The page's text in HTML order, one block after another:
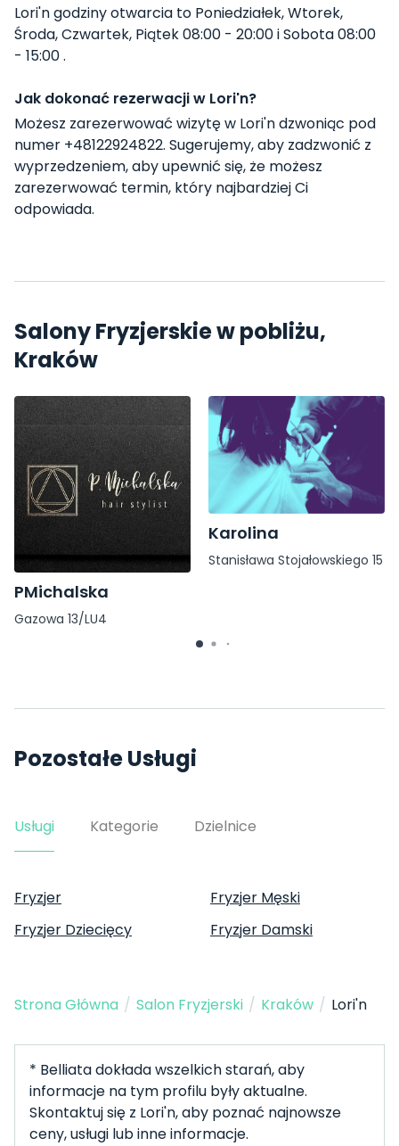
Lori'n godziny otwarcia to Poniedziałek, Wtorek,
Środa, Czwartek, Piątek 08:00 - 20:00 i Sobota 08:00
- 15:00 .
Jak dokonać rezerwacji w Lori'n?
Możesz zarezerwować wizytę w Lori'n dzwoniąc pod
numer +48122924822. Sugerujemy, aby zadzwonić z
wyprzedzeniem, aby upewnić się, że możesz
zarezerwować termin, który najbardziej Ci
odpowiada.
Salony Fryzjerskie w pobliżu,
Kraków
PMichalska
Gazowa 13/LU4
Karolina
Stanisława Stojałowskiego 15
Pozostałe Usługi
Usługi Kategorie Dzielnice
Fryzjer
Fryzjer Męski
Fryzjer Dziecięcy
Fryzjer Damski
Strona Główna / Salon Fryzjerski / Kraków / Lori'n
* Belliata dokłada wszelkich starań, aby
informacje na tym profilu były aktualne.
Skontaktuj się z Lori'n, aby poznać najnowsze
ceny, usługi lub inne informacje.